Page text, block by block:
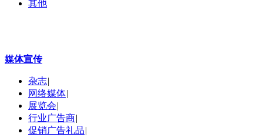
其他
媒体宣传
杂志|
网络媒体|
展览会|
行业广告商|
促销广告礼品|